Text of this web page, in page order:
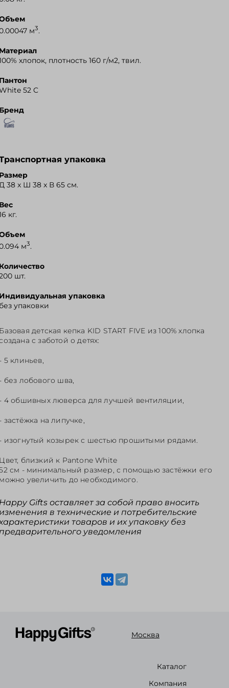
м3.
хлопок, плотность 160 г/м2, твил.
52 C
упаковка
38 x Ш 38 x В 65 см.
кг.
м3.
шт.
упаковка
упаковки
детская кепка KID START FIVE из 100% хлопка
с заботой о детях:
5 клиньев,
без лобового шва,
4 обшивных люверса для лучшей вентиляции,
застёжка на липучке,
изогнутый козырек с шестью прошитыми рядами.
близкий к Pantone White
см - минимальный размер, с помощью застёжки его
увеличить до необходимого.
Gifts оставляет за собой право вносить
в технические и потребительские
товаров и их упаковку без
уведомления
Москва
Каталог
Компания